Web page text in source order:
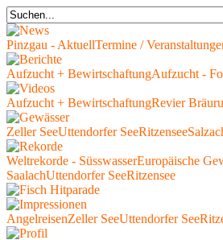
Pinzgau - AktuellTermine /
Aufzucht + BewirtschaftungAufzucht -
Aufzucht + BewirtschaftungRevier
Zeller SeeUttendorfer SeeRitzensee
Weltrekorde - SüsswasserEuropäische
SaalachUttendorfer SeeRitzensee
AngelreisenZeller SeeUttendorfer See